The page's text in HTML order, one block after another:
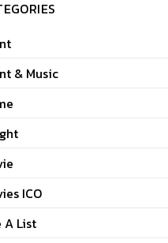
& Music
ICO
A List